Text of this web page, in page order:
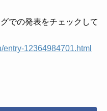
での発表をチェックして
12364984701.html